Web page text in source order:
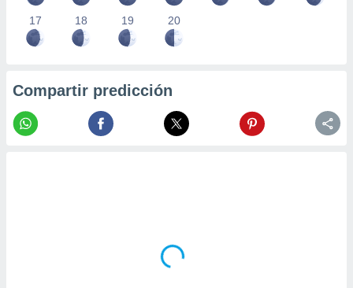
17 18 19 20
Compartir predicción